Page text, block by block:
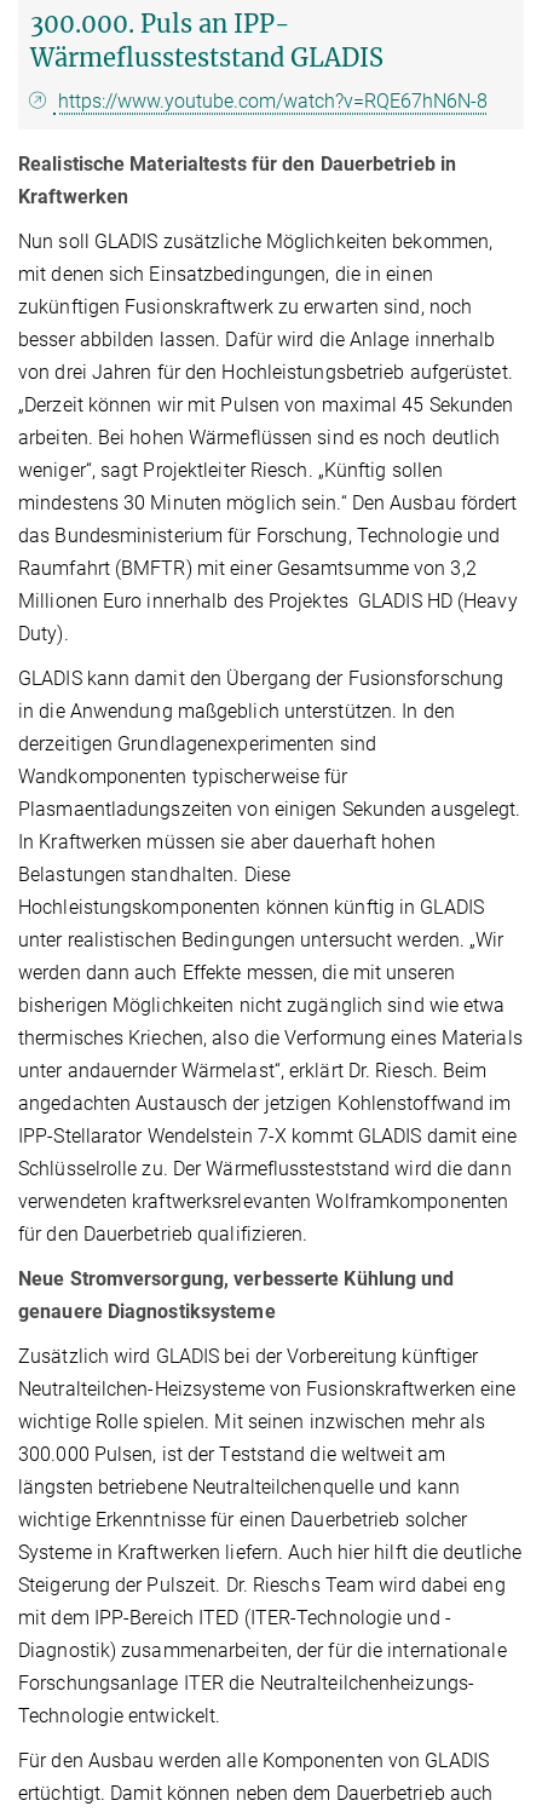
300.000. Puls an IPP-
Wärmeflussteststand GLADIS
https://www.youtube.com/watch?v=RQE67hN6N-8
Realistische Materialtests für den Dauerbetrieb in
Kraftwerken
Nun soll GLADIS zusätzliche Möglichkeiten bekommen,
mit denen sich Einsatzbedingungen, die in einen
zukünftigen Fusionskraftwerk zu erwarten sind, noch
besser abbilden lassen. Dafür wird die Anlage innerhalb
von drei Jahren für den Hochleistungsbetrieb aufgerüstet.
„Derzeit können wir mit Pulsen von maximal 45 Sekunden
arbeiten. Bei hohen Wärmeflüssen sind es noch deutlich
weniger“, sagt Projektleiter Riesch. „Künftig sollen
mindestens 30 Minuten möglich sein.“ Den Ausbau fördert
das Bundesministerium für Forschung, Technologie und
Raumfahrt (BMFTR) mit einer Gesamtsumme von 3,2
Millionen Euro innerhalb des Projektes GLADIS HD (Heavy
Duty).
GLADIS kann damit den Übergang der Fusionsforschung
in die Anwendung maßgeblich unterstützen. In den
derzeitigen Grundlagenexperimenten sind
Wandkomponenten typischerweise für
Plasmaentladungszeiten von einigen Sekunden ausgelegt.
In Kraftwerken müssen sie aber dauerhaft hohen
Belastungen standhalten. Diese
Hochleistungskomponenten können künftig in GLADIS
unter realistischen Bedingungen untersucht werden. „Wir
werden dann auch Effekte messen, die mit unseren
bisherigen Möglichkeiten nicht zugänglich sind wie etwa
thermisches Kriechen, also die Verformung eines Materials
unter andauernder Wärmelast“, erklärt Dr. Riesch. Beim
angedachten Austausch der jetzigen Kohlenstoffwand im
IPP-Stellarator Wendelstein 7-X kommt GLADIS damit eine
Schlüsselrolle zu. Der Wärmeflussteststand wird die dann
verwendeten kraftwerksrelevanten Wolframkomponenten
für den Dauerbetrieb qualifizieren.
Neue Stromversorgung, verbesserte Kühlung und
genauere Diagnostiksysteme
Zusätzlich wird GLADIS bei der Vorbereitung künftiger
Neutralteilchen-Heizsysteme von Fusionskraftwerken eine
wichtige Rolle spielen. Mit seinen inzwischen mehr als
300.000 Pulsen, ist der Teststand die weltweit am
längsten betriebene Neutralteilchenquelle und kann
wichtige Erkenntnisse für einen Dauerbetrieb solcher
Systeme in Kraftwerken liefern. Auch hier hilft die deutliche
Steigerung der Pulszeit. Dr. Rieschs Team wird dabei eng
mit dem IPP-Bereich ITED (ITER-Technologie und -
Diagnostik) zusammenarbeiten, der für die internationale
Forschungsanlage ITER die Neutralteilchenheizungs-
Technologie entwickelt.
Für den Ausbau werden alle Komponenten von GLADIS
ertüchtigt. Damit können neben dem Dauerbetrieb auch